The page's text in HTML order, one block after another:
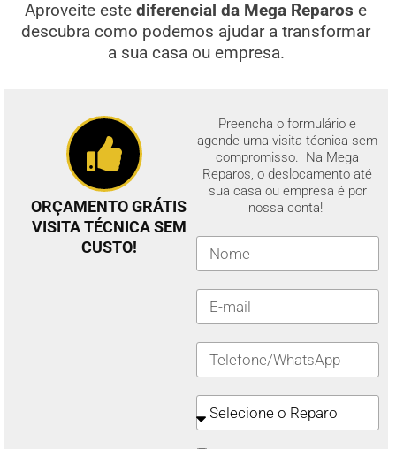
Aproveite estediferencial da Mega Reparos e
descubra como podemos ajudar a transformar
a sua casa ou empresa.
ORÇAMENTO GRÁTIS
VISITA TÉCNICA SEM
CUSTO!
Preencha o formulário e
agende uma visita técnica sem
compromisso. Na Mega
Reparos, o deslocamento até
sua casa ou empresa é por
nossa conta!